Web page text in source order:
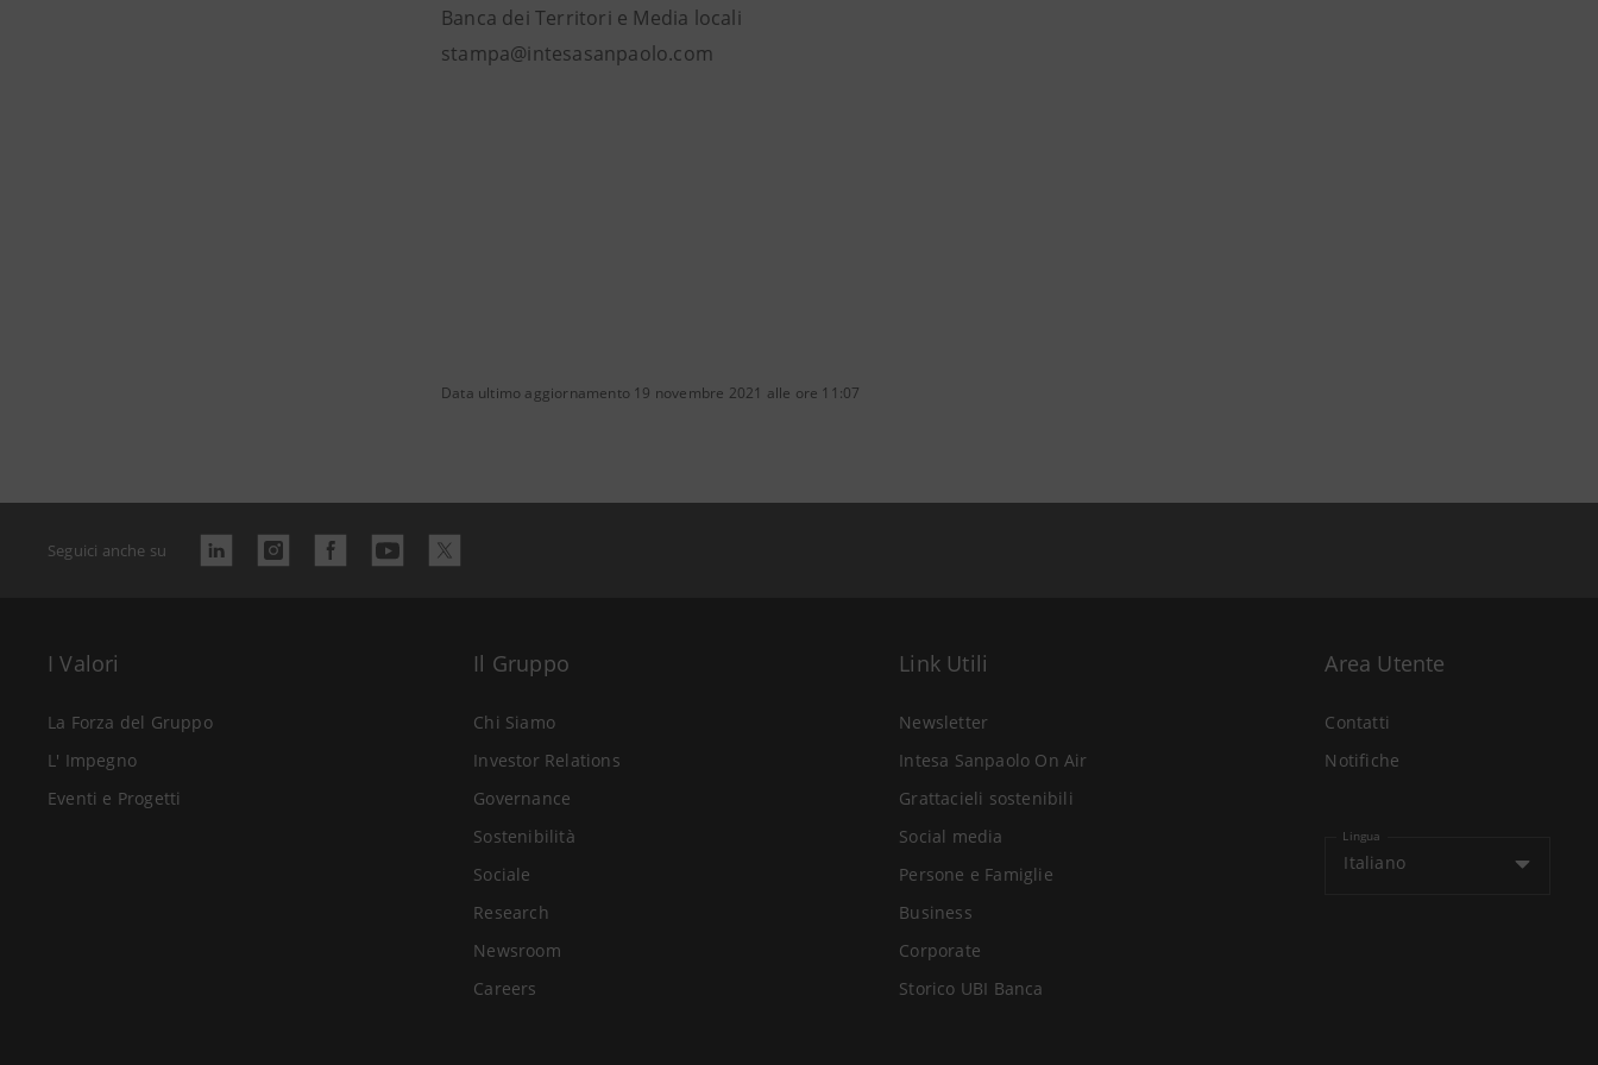
Banca dei Territori e Media locali
stampa@intesasanpaolo.com
Data ultimo aggiornamento 19 novembre 2021 alle ore 11:07
Seguici anche su
I Valori
La Forza del Gruppo
L' Impegno
Eventi e Progetti
Il Gruppo
Chi Siamo
Investor Relations
Governance
Sostenibilità
Sociale
Research
Newsroom
Careers
Link Utili
Newsletter
Intesa Sanpaolo On Air
Grattacieli sostenibili
Social media
Persone e Famiglie
Business
Corporate
Storico UBI Banca
Area Utente
Contatti
Notifiche
Lingua
Italiano